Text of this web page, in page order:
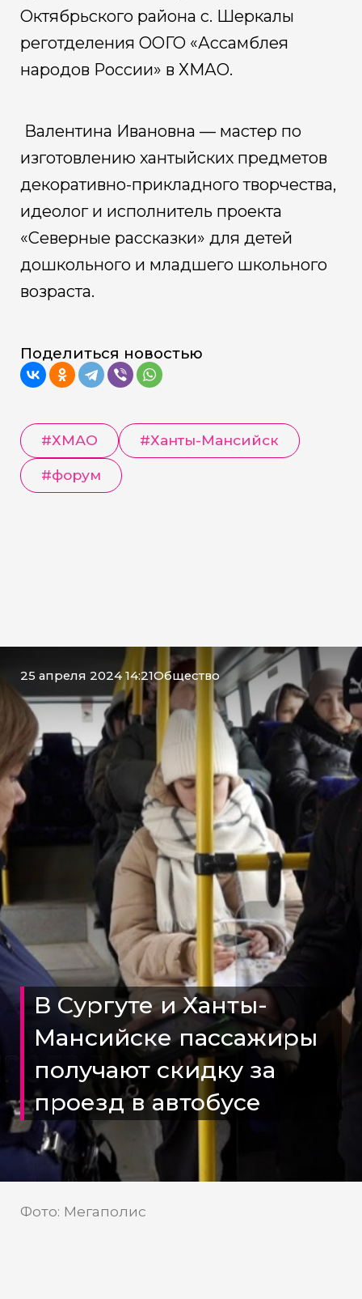
Октябрьского района с. Шеркалы
реготделения ООГО «Ассамблея
народов России» в ХМАО.
Валентина Ивановна — мастер по
изготовлению хантыйских предметов
декоративно-прикладного творчества,
идеолог и исполнитель проекта
«Северные рассказки» для детей
дошкольного и младшего школьного
возраста.
Поделиться новостью
#ХМАО #Ханты-Мансийск
#форум
25 апреля 2024 14:21Общество
В Сургуте и Ханты-
Мансийске пассажиры
получают скидку за
проезд в автобусе
Фото: Мегаполис